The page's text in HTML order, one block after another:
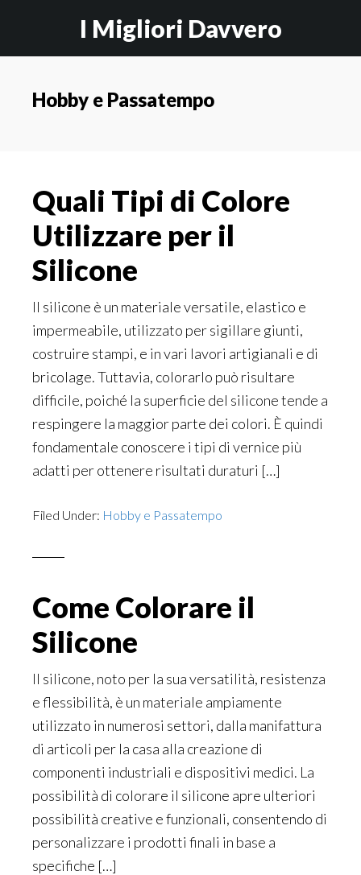
main
primary
I Migliori Davvero
Hobby e Passatempo
Quali Tipi di Colore
Utilizzare per il
Silicone
Il silicone è un materiale versatile, elastico e
impermeabile, utilizzato per sigillare giunti,
costruire stampi, e in vari lavori artigianali e di
bricolage. Tuttavia, colorarlo può risultare
difficile, poiché la superficie del silicone tende a
respingere la maggior parte dei colori. È quindi
fondamentale conoscere i tipi di vernice più
adatti per ottenere risultati duraturi […]
Filed Under: Hobby e Passatempo
Come Colorare il
Silicone
Il silicone, noto per la sua versatilità, resistenza
e flessibilità, è un materiale ampiamente
utilizzato in numerosi settori, dalla manifattura
di articoli per la casa alla creazione di
componenti industriali e dispositivi medici. La
possibilità di colorare il silicone apre ulteriori
possibilità creative e funzionali, consentendo di
personalizzare i prodotti finali in base a
specifiche […]